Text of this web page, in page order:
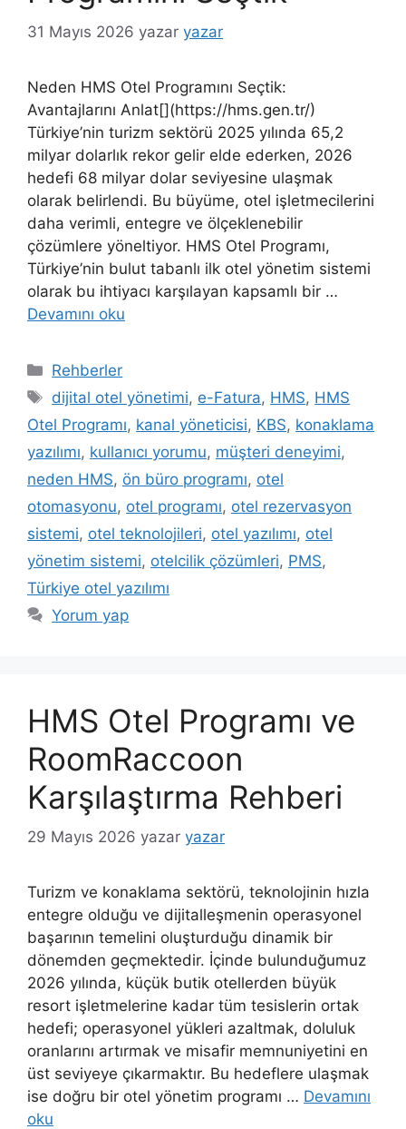
31 Mayıs 2026 yazar yazar
Neden HMS Otel Programını Seçtik:
Avantajlarını Anlat[](https://hms.gen.tr/)
Türkiye’nin turizm sektörü 2025 yılında 65,2
milyar dolarlık rekor gelir elde ederken, 2026
hedefi 68 milyar dolar seviyesine ulaşmak
olarak belirlendi. Bu büyüme, otel işletmecilerini
daha verimli, entegre ve ölçeklenebilir
çözümlere yöneltiyor. HMS Otel Programı,
Türkiye’nin bulut tabanlı ilk otel yönetim sistemi
olarak bu ihtiyacı karşılayan kapsamlı bir …
Devamını oku
Kategoriler
Rehberler
Etiketler
dijital otel yönetimi, e-Fatura, HMS, HMS
Otel Programı, kanal yöneticisi, KBS, konaklama
yazılımı, kullanıcı yorumu, müşteri deneyimi,
neden HMS, ön büro programı, otel
otomasyonu, otel programı, otel rezervasyon
sistemi, otel teknolojileri, otel yazılımı, otel
yönetim sistemi, otelcilik çözümleri, PMS,
Türkiye otel yazılımı
Yorum yap
HMS Otel Programı ve
RoomRaccoon
Karşılaştırma Rehberi
29 Mayıs 2026 yazar yazar
Turizm ve konaklama sektörü, teknolojinin hızla
entegre olduğu ve dijitalleşmenin operasyonel
başarının temelini oluşturduğu dinamik bir
dönemden geçmektedir. İçinde bulunduğumuz
2026 yılında, küçük butik otellerden büyük
resort işletmelerine kadar tüm tesislerin ortak
hedefi; operasyonel yükleri azaltmak, doluluk
oranlarını artırmak ve misafir memnuniyetini en
üst seviyeye çıkarmaktır. Bu hedeflere ulaşmak
ise doğru bir otel yönetim programı … Devamını
oku